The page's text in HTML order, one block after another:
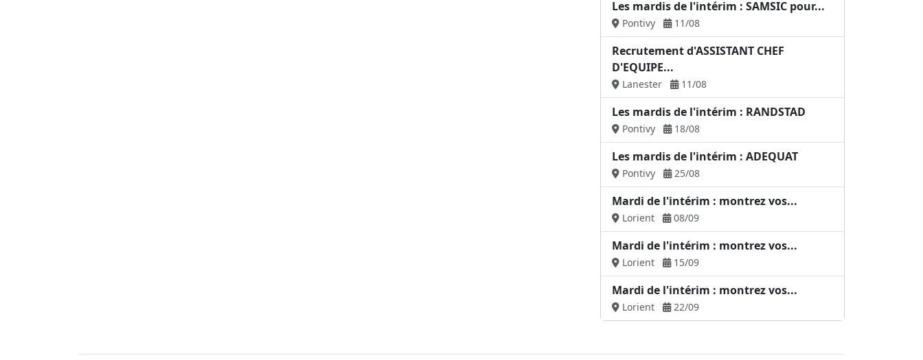
Les mardis de l'intérim : SAMSIC pour...
Pontivy 11/08
Recrutement d'ASSISTANT CHEF
D'EQUIPE...
Lanester 11/08
Les mardis de l'intérim : RANDSTAD
Pontivy 18/08
Les mardis de l'intérim : ADEQUAT
Pontivy 25/08
Mardi de l'intérim : montrez vos...
Lorient 08/09
Mardi de l'intérim : montrez vos...
Lorient 15/09
Mardi de l'intérim : montrez vos...
Lorient 22/09